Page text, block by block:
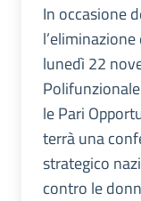
In occasione
lunedì 22
le Pari
terrà una
strategico
contro le